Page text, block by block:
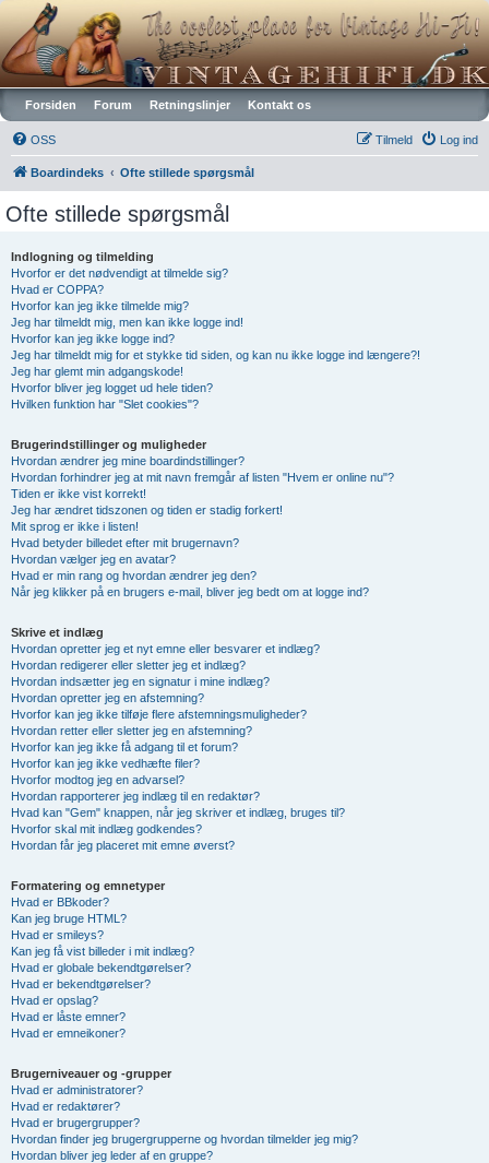
Vintagehifi.dk
Forsiden Forum Retningslinjer Kontakt os
OSS Log ind
Tilmeld
Boardindeks Ofte stillede spørgsmål
Ofte stillede spørgsmål
Indlogning og tilmelding
Hvorfor er det nødvendigt at tilmelde sig?
Hvad er COPPA?
Hvorfor kan jeg ikke tilmelde mig?
Jeg har tilmeldt mig, men kan ikke logge ind!
Hvorfor kan jeg ikke logge ind?
Jeg har tilmeldt mig for et stykke tid siden, og kan nu ikke logge ind længere?!
Jeg har glemt min adgangskode!
Hvorfor bliver jeg logget ud hele tiden?
Hvilken funktion har "Slet cookies"?
Brugerindstillinger og muligheder
Hvordan ændrer jeg mine boardindstillinger?
Hvordan forhindrer jeg at mit navn fremgår af listen "Hvem er online nu"?
Tiden er ikke vist korrekt!
Jeg har ændret tidszonen og tiden er stadig forkert!
Mit sprog er ikke i listen!
Hvad betyder billedet efter mit brugernavn?
Hvordan vælger jeg en avatar?
Hvad er min rang og hvordan ændrer jeg den?
Når jeg klikker på en brugers e-mail, bliver jeg bedt om at logge ind?
Skrive et indlæg
Hvordan opretter jeg et nyt emne eller besvarer et indlæg?
Hvordan redigerer eller sletter jeg et indlæg?
Hvordan indsætter jeg en signatur i mine indlæg?
Hvordan opretter jeg en afstemning?
Hvorfor kan jeg ikke tilføje flere afstemningsmuligheder?
Hvordan retter eller sletter jeg en afstemning?
Hvorfor kan jeg ikke få adgang til et forum?
Hvorfor kan jeg ikke vedhæfte filer?
Hvorfor modtog jeg en advarsel?
Hvordan rapporterer jeg indlæg til en redaktør?
Hvad kan "Gem" knappen, når jeg skriver et indlæg, bruges til?
Hvorfor skal mit indlæg godkendes?
Hvordan får jeg placeret mit emne øverst?
Formatering og emnetyper
Hvad er BBkoder?
Kan jeg bruge HTML?
Hvad er smileys?
Kan jeg få vist billeder i mit indlæg?
Hvad er globale bekendtgørelser?
Hvad er bekendtgørelser?
Hvad er opslag?
Hvad er låste emner?
Hvad er emneikoner?
Brugerniveauer og -grupper
Hvad er administratorer?
Hvad er redaktører?
Hvad er brugergrupper?
Hvordan finder jeg brugergrupperne og hvordan tilmelder jeg mig?
Hvordan bliver jeg leder af en gruppe?